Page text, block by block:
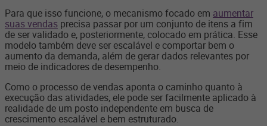
Para que isso funcione, o mecanismo focado em aumentar
suas vendas precisa passar por um conjunto de itens a fim
de ser validado e, posteriormente, colocado em prática. Esse
modelo também deve ser escalável e comportar bem o
aumento da demanda, além de gerar dados relevantes por
meio de indicadores de desempenho.
Como o processo de vendas aponta o caminho quanto à
execução das atividades, ele pode ser facilmente aplicado à
realidade de um posto independente em busca de
crescimento escalável e bem estruturado.